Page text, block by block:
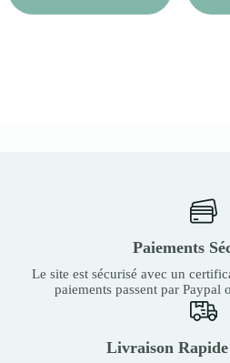
Paiements
Le site est sécurisé avec un
paiements passent par Paypal
Livraison